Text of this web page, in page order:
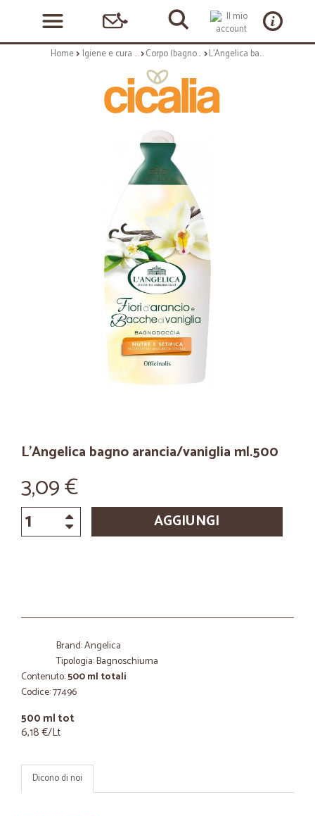
Home Igiene e cura personale Corpo (bagnoschiuma, crema corpo) L'Angelica bagno arancia/vaniglia ml.500
L'Angelica bagno arancia/vaniglia ml.500
3,09 €
AGGIUNGI
Brand: Angelica
Tipologia: Bagnoschiuma
Contenuto:500 ml totali
Codice: 77496
500 ml tot
6,18 €/Lt
Dicono di noi